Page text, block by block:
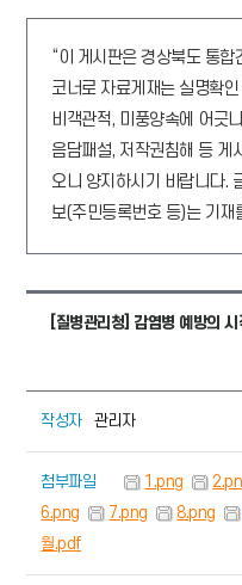
“이 게시판은 경상북도 통
코너로 자료게재는 실명확
비객관적, 미풍양속에 어긋
음담패설, 저작권침해 등 게
오니 양지하시기 바랍니다.
보(주민등록번호 등)는 기재
[질병관리청] 감염병 예방의 시
작성자 관리자
첨부파일 1.png
6.png
7.png 8.png
월.pdf